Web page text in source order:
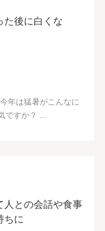
た後に白くな
年は猛暑がこんなに
ですか？ ...
人との会話や食事
ちに